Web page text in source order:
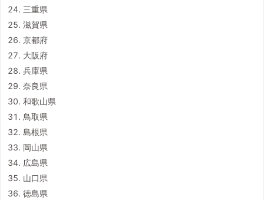
三重県
滋賀県
京都府
大阪府
兵庫県
奈良県
和歌山県
鳥取県
島根県
岡山県
広島県
山口県
徳島県